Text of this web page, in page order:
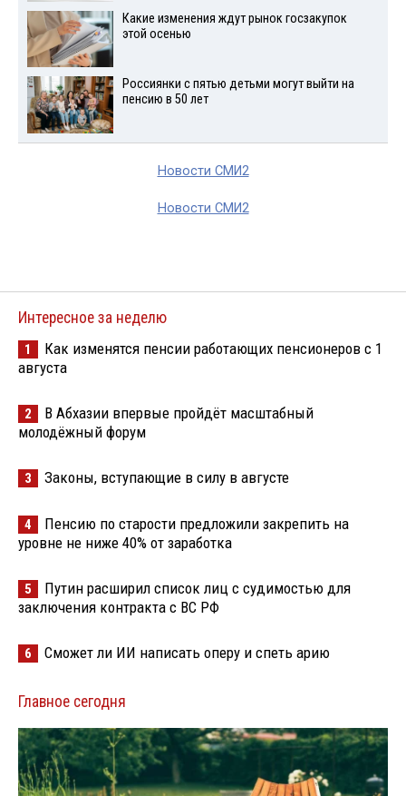
Какие изменения ждут рынок госзакупок
этой осенью
Россиянки с пятью детьми могут выйти на
пенсию в 50 лет
Новости СМИ2
Новости СМИ2
Интересное за неделю
1
Как изменятся пенсии работающих пенсионеров с 1
августа
2
В Абхазии впервые пройдёт масштабный
молодёжный форум
3 Законы, вступающие в силу в августе
4
Пенсию по старости предложили закрепить на
уровне не ниже 40% от заработка
5
Путин расширил список лиц с судимостью для
заключения контракта с ВС РФ
6 Сможет ли ИИ написать оперу и спеть арию
Главное сегодня